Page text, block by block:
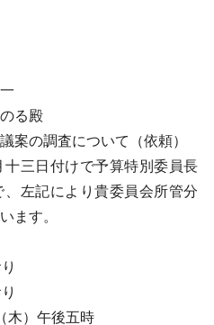
る殿
の調査について（依頼）
三日付けで予算特別委員長
左記により貴委員会所管分
ます。
）午後五時